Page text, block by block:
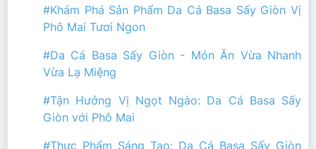
#Khám Phá Sản Phẩm Da Cá Basa Sấy Giòn Vị
Phô Mai Tươi Ngon
#Da Cá Basa Sấy Giòn - Món Ăn Vừa Nhanh
Vừa Lạ Miệng
#Tận Hưởng Vị Ngọt Ngào: Da Cá Basa Sấy
Giòn với Phô Mai
#Thực Phẩm Sáng Tạo: Da Cá Basa Sấy Giòn